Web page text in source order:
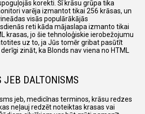
korekti. Šī krāsu grūpa tika
varēja izmantot tikai 256 krāsas, un
visās populārākājās
reti kāda mājaslapa izmanto tikai
krasas, jo šie tehnoloģiskie ierobežojumu
uz to, ja Jūs tomēr gribat pasūtīt
zināt, ka Blonds nav viena no HTML
JEB DALTONISMS
jeb, medicīnas terminos, krāsu redzes
neļauj redzēt noteiktas krasas vai